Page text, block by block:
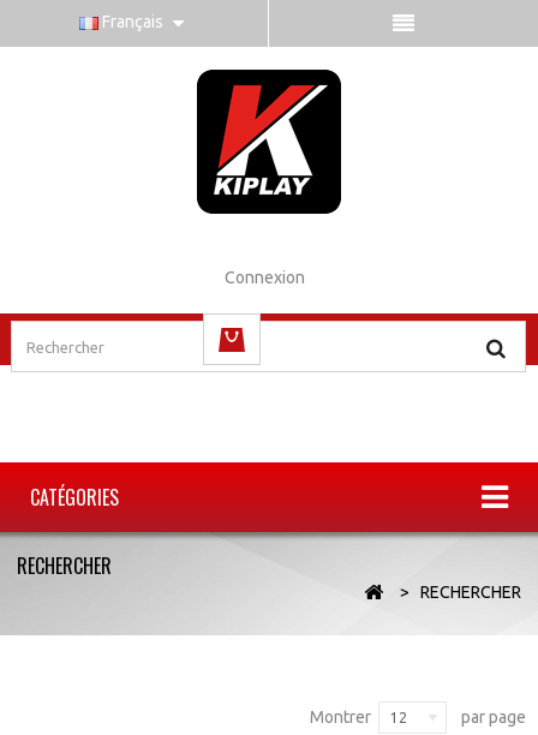
Français
Connexion
CATÉGORIES
RECHERCHER
> RECHERCHER
Montrer 12 par page